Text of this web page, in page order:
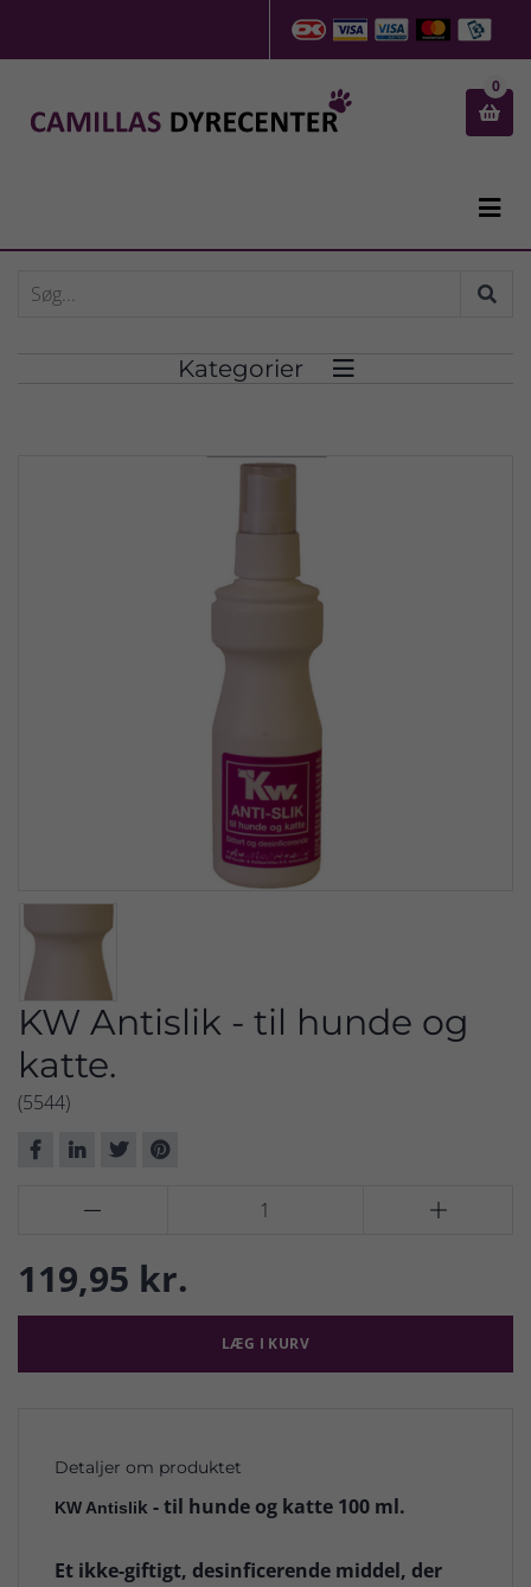

0

Kategorier 
KW Antislik - til hunde og
katte.
(5544)
 
119,95 kr.
LÆG I KURV
Detaljer om produktet
KW Antislik - til hunde og katte 100 ml.
Et ikke-giftigt, desinficerende middel, der